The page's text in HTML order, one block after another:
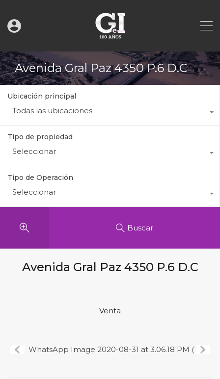
Avenida Gral Paz 4350 P.6 D.C
Ubicación principal
Todas las ubicaciones
Tipo de propiedad
Seleccionar
Tipo de Operación
Seleccionar
Buscar
Avenida Gral Paz 4350 P.6 D.C
Venta